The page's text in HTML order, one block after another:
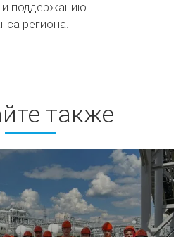
и поддержанию
региона.
также